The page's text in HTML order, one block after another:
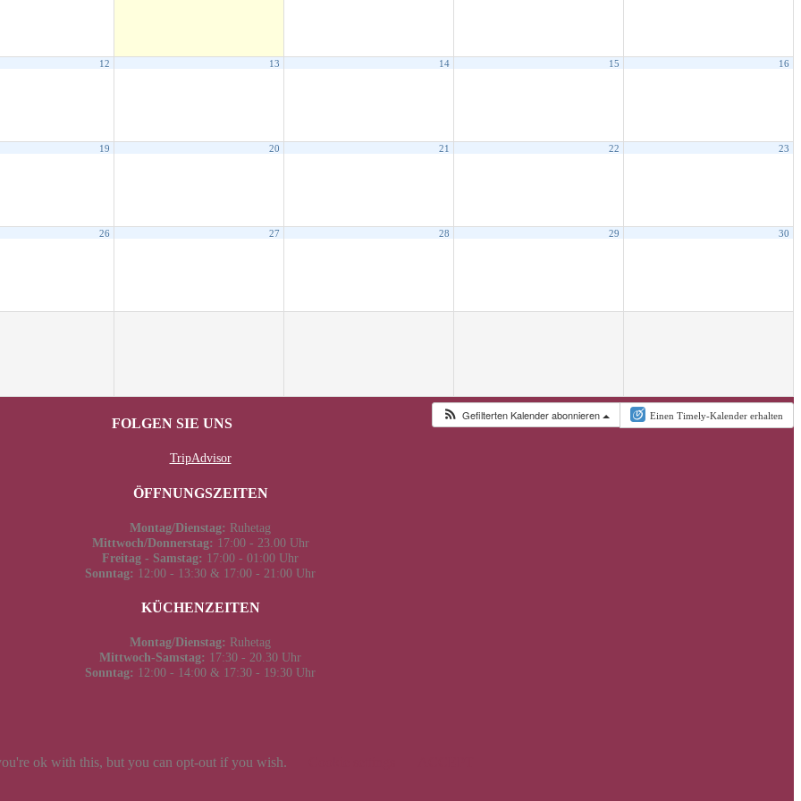
12 13 14 15 16
19 20 21 22 23
26 27 28 29 30
Gefilterten Kalender abonnieren Einen Timely-Kalender erhalten
FOLGEN SIE UNS
TripAdvisor
ÖFFNUNGSZEITEN
Montag/Dienstag: Ruhetag
Mittwoch/Donnerstag: 17:00 - 23.00 Uhr
Freitag - Samstag: 17:00 - 01:00 Uhr
Sonntag: 12:00 - 13:30 & 17:00 - 21:00 Uhr
KÜCHENZEITEN
Montag/Dienstag: Ruhetag
Mittwoch-Samstag: 17:30 - 20.30 Uhr
Sonntag: 12:00 - 14:00 & 17:30 - 19:30 Uhr
ok with this, but you can opt-out if you wish.